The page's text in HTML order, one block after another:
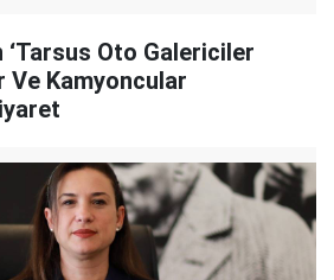
‘Tarsus Oto Galericiler
Ve Kamyoncular